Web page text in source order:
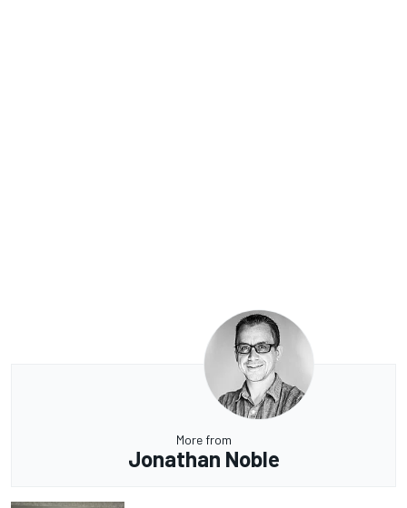
More from
Jonathan Noble